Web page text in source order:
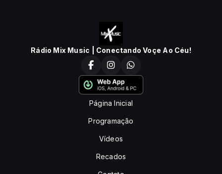
Rádio Mix Music | Conectando Voçe Ao Céu!
Página Inicial
Programação
Vídeos
Recados